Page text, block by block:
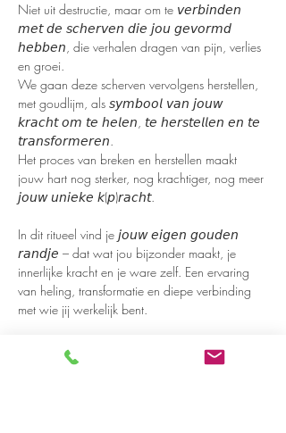
Niet uit destructie, maar om te 𝘷𝘦𝘳𝘣𝘪𝘯𝘥𝘦𝘯
𝘮𝘦𝘵 𝘥𝘦 𝘴𝘤𝘩𝘦𝘳𝘷𝘦𝘯 𝘥𝘪𝘦 𝘫𝘰𝘶 𝘨𝘦𝘷𝘰𝘳𝘮𝘥
𝘩𝘦𝘣𝘣𝘦𝘯, die verhalen dragen van pijn, verlies
en groei.
We gaan deze scherven vervolgens herstellen,
met goudlijm, als 𝘴𝘺𝘮𝘣𝘰𝘰𝘭 𝘷𝘢𝘯 𝘫𝘰𝘶𝘸
𝘬𝘳𝘢𝘤𝘩𝘵 𝘰𝘮 𝘵𝘦 𝘩𝘦𝘭𝘦𝘯, 𝘵𝘦 𝘩𝘦𝘳𝘴𝘵𝘦𝘭𝘭𝘦𝘯 𝘦𝘯 𝘵𝘦
𝘵𝘳𝘢𝘯𝘴𝘧𝘰𝘳𝘮𝘦𝘳𝘦𝘯.
Het proces van breken en herstellen maakt
jouw hart nog sterker, nog krachtiger, nog meer
𝘫𝘰𝘶𝘸 𝘶𝘯𝘪𝘦𝘬𝘦 𝘬(𝘱)𝘳𝘢𝘤𝘩𝘵.
In dit ritueel vind je 𝘫𝘰𝘶𝘸 𝘦𝘪𝘨𝘦𝘯 𝘨𝘰𝘶𝘥𝘦𝘯
𝘳𝘢𝘯𝘥𝘫𝘦 – dat wat jou bijzonder maakt, je
innerlijke kracht en je ware zelf. Een ervaring
van heling, transformatie en diepe verbinding
met wie jij werkelijk bent.
𝘿𝙞𝙩 𝙞𝙨 𝙟𝙤𝙪𝙬 𝙪𝙞𝙩𝙣𝙤𝙙𝙞𝙜𝙞𝙣𝙜 𝙤𝙢 𝙩𝙚
𝙜𝙧𝙤𝙚𝙞𝙚𝙣, 𝙩𝙚 𝙗𝙡𝙤𝙚𝙞𝙚𝙣 𝙚𝙣 𝙟𝙚 𝙝𝙖𝙧𝙩 𝙬𝙚𝙚𝙧